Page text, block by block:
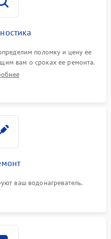
поломку и цену ее
вам о сроках ее ремонта.
ваш водонагреватель.